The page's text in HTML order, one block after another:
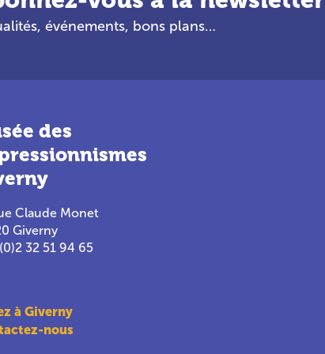
événements, bons plans…
des
Claude Monet
Giverny
32 51 94 65
à Giverny
nous